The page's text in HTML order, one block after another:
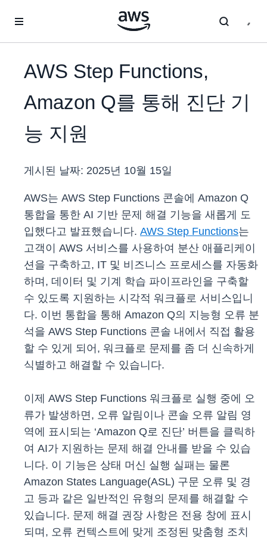
AWS Step Functions,
Amazon Q를 통해 진단 기
능 지원
게시된 날짜: 2025년 10월 15일
AWS는 AWS Step Functions 콘솔에 Amazon Q
통합을 통한 AI 기반 문제 해결 기능을 새롭게 도
입했다고 발표했습니다. AWS Step Functions는
고객이 AWS 서비스를 사용하여 분산 애플리케이
션을 구축하고, IT 및 비즈니스 프로세스를 자동화
하며, 데이터 및 기계 학습 파이프라인을 구축할
수 있도록 지원하는 시각적 워크플로 서비스입니
다. 이번 통합을 통해 Amazon Q의 지능형 오류 분
석을 AWS Step Functions 콘솔 내에서 직접 활용
할 수 있게 되어, 워크플로 문제를 좀 더 신속하게
식별하고 해결할 수 있습니다.
이제 AWS Step Functions 워크플로 실행 중에 오
류가 발생하면, 오류 알림이나 콘솔 오류 알림 영
역에 표시되는 ‘Amazon Q로 진단’ 버튼을 클릭하
여 AI가 지원하는 문제 해결 안내를 받을 수 있습
니다. 이 기능은 상태 머신 실행 실패는 물론
Amazon States Language(ASL) 구문 오류 및 경
고 등과 같은 일반적인 유형의 문제를 해결할 수
있습니다. 문제 해결 권장 사항은 전용 창에 표시
되며, 오류 컨텍스트에 맞게 조정된 맞춤형 조치